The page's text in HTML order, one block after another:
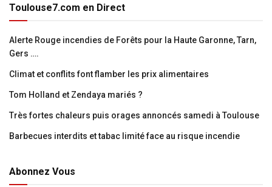
Toulouse7.com en Direct
Alerte Rouge incendies de Forêts pour la Haute Garonne, Tarn,
Gers ….
Climat et conflits font flamber les prix alimentaires
Tom Holland et Zendaya mariés ?
Très fortes chaleurs puis orages annoncés samedi à Toulouse
Barbecues interdits et tabac limité face au risque incendie
Abonnez Vous